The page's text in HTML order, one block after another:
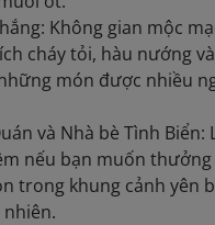
Không gian mộc
cháy tỏi, hàu nướng
món được nhiều
và Nhà bè Tình Biển:
nếu bạn muốn
trong khung cảnh yên